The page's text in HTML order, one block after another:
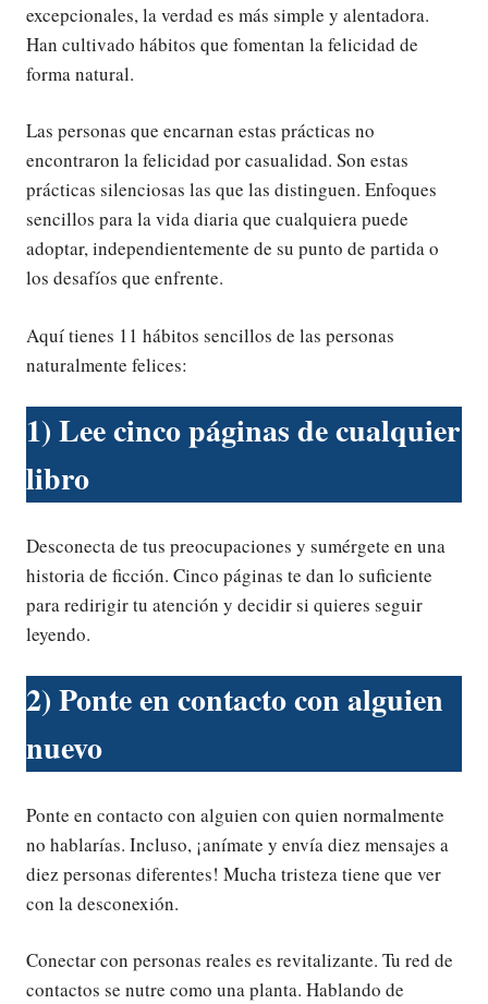
excepcionales, la verdad es más simple y alentadora.
Han cultivado hábitos que fomentan la felicidad de
forma natural.
Las personas que encarnan estas prácticas no
encontraron la felicidad por casualidad. Son estas
prácticas silenciosas las que las distinguen. Enfoques
sencillos para la vida diaria que cualquiera puede
adoptar, independientemente de su punto de partida o
los desafíos que enfrente.
Aquí tienes 11 hábitos sencillos de las personas
naturalmente felices:
1) Lee cinco páginas de cualquier
libro
Desconecta de tus preocupaciones y sumérgete en una
historia de ficción. Cinco páginas te dan lo suficiente
para redirigir tu atención y decidir si quieres seguir
leyendo.
2) Ponte en contacto con alguien
nuevo
Ponte en contacto con alguien con quien normalmente
no hablarías. Incluso, ¡anímate y envía diez mensajes a
diez personas diferentes! Mucha tristeza tiene que ver
con la desconexión.
Conectar con personas reales es revitalizante. Tu red de
contactos se nutre como una planta. Hablando de